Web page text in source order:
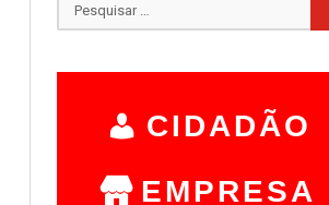
CIDADÃO
EMPRESA